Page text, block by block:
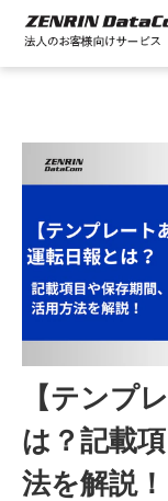
【テンプ
は？記載
法を解説！